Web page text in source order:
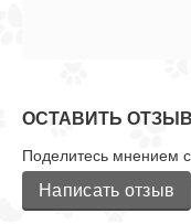
ОСТАВИТЬ
Поделитесь мнением
Написать отзыв